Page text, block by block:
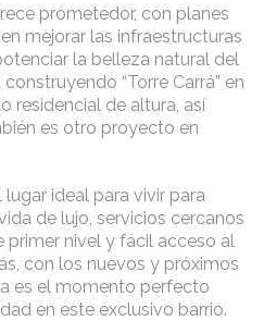
prometedor, con planes
mejorar las infraestructuras
la belleza natural del
“Torre Carrá” en
residencial de altura, así
es otro proyecto en
lugar ideal para vivir para
de lujo, servicios cercanos
primer nivel y fácil acceso al
con los nuevos y próximos
es el momento perfecto
en este exclusivo barrio.